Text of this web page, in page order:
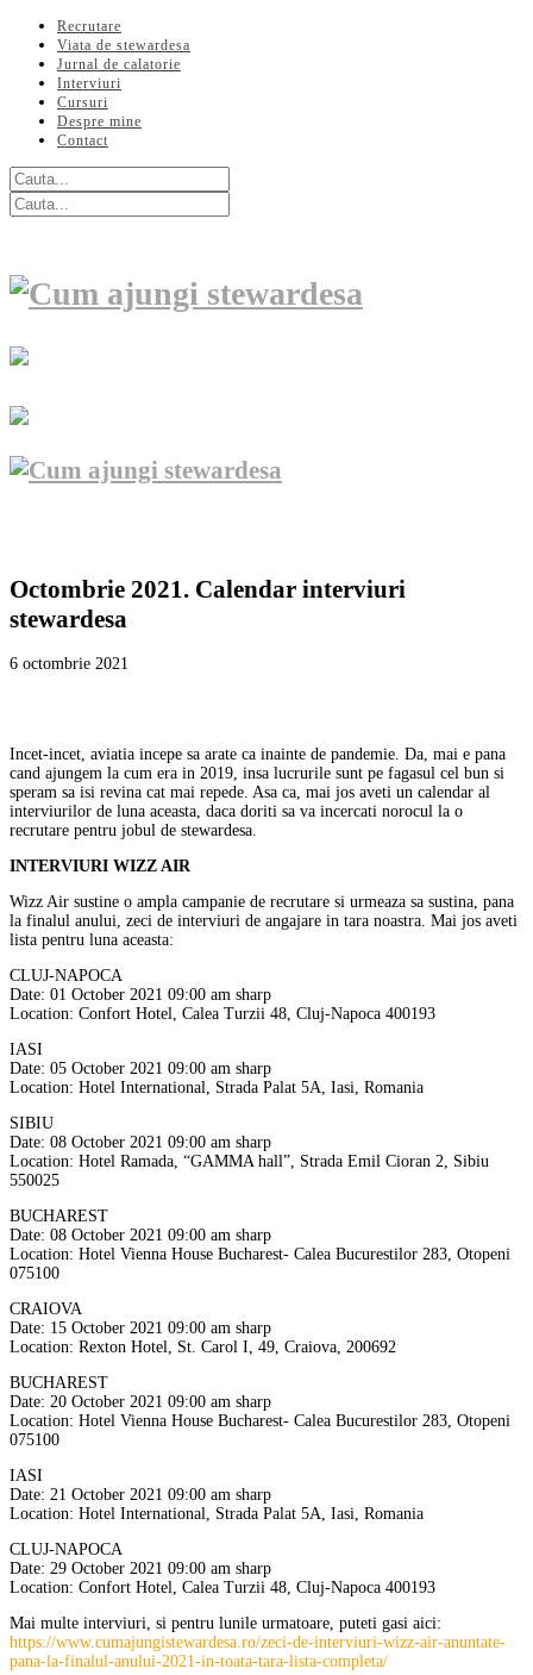
Recrutare
Viata de stewardesa
Jurnal de calatorie
Interviuri
Cursuri
Despre mine
Contact
Octombrie 2021. Calendar interviuri
stewardesa
6 octombrie 2021
Incet-incet, aviatia incepe sa arate ca inainte de pandemie. Da, mai e pana
cand ajungem la cum era in 2019, insa lucrurile sunt pe fagasul cel bun si
speram sa isi revina cat mai repede. Asa ca, mai jos aveti un calendar al
interviurilor de luna aceasta, daca doriti sa va incercati norocul la o
recrutare pentru jobul de stewardesa.
INTERVIURI WIZZ AIR
Wizz Air sustine o ampla campanie de recrutare si urmeaza sa sustina, pana
la finalul anului, zeci de interviuri de angajare in tara noastra. Mai jos aveti
lista pentru luna aceasta:
CLUJ-NAPOCA
Date: 01 October 2021 09:00 am sharp
Location: Confort Hotel, Calea Turzii 48, Cluj-Napoca 400193
IASI
Date: 05 October 2021 09:00 am sharp
Location: Hotel International, Strada Palat 5A, Iasi, Romania
SIBIU
Date: 08 October 2021 09:00 am sharp
Location: Hotel Ramada, “GAMMA hall”, Strada Emil Cioran 2, Sibiu
550025
BUCHAREST
Date: 08 October 2021 09:00 am sharp
Location: Hotel Vienna House Bucharest- Calea Bucurestilor 283, Otopeni
075100
CRAIOVA
Date: 15 October 2021 09:00 am sharp
Location: Rexton Hotel, St. Carol I, 49, Craiova, 200692
BUCHAREST
Date: 20 October 2021 09:00 am sharp
Location: Hotel Vienna House Bucharest- Calea Bucurestilor 283, Otopeni
075100
IASI
Date: 21 October 2021 09:00 am sharp
Location: Hotel International, Strada Palat 5A, Iasi, Romania
CLUJ-NAPOCA
Date: 29 October 2021 09:00 am sharp
Location: Confort Hotel, Calea Turzii 48, Cluj-Napoca 400193
Mai multe interviuri, si pentru lunile urmatoare, puteti gasi aici:
https://www.cumajungistewardesa.ro/zeci-de-interviuri-wizz-air-anuntate-
pana-la-finalul-anului-2021-in-toata-tara-lista-completa/